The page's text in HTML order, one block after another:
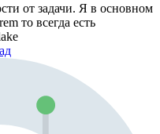
от задачи. Я в основном
то всегда есть